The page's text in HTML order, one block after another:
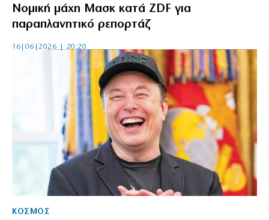
Νομική μάχη Μασκ κατά ZDF για
παραπλανητικό ρεπορτάζ
16|06|2026 | 20:20
ΚΟΣΜΟΣ